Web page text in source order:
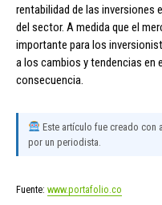
rentabilidad de las inversiones
del sector. A medida que el
importante para los
a los cambios y tendencias en
consecuencia.
Este artículo fue creado con
por un periodista.
Fuente: www.portafolio.co